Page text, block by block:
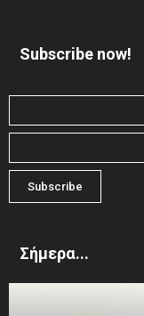
Subscribe now!
Σήμερα...